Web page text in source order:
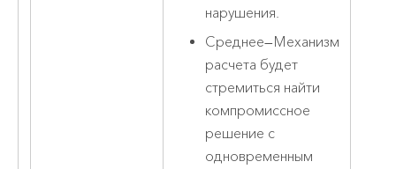
нарушения.
Среднее—Механизм
расчета будет
стремиться найти
компромиссное
решение с
одновременным